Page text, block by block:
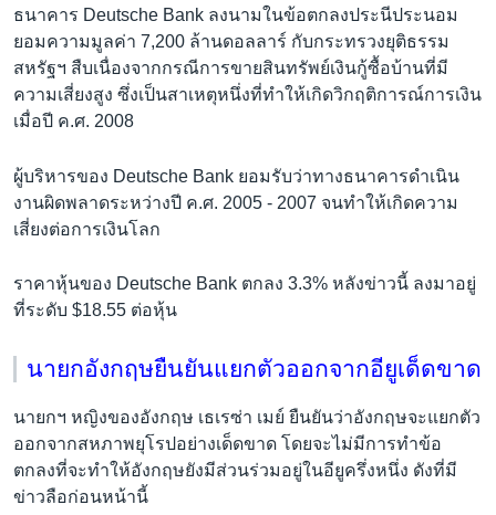
ธนาคาร Deutsche Bank ลงนามในข้อตกลงประนีประนอม
ยอมความมูลค่า 7,200 ล้านดอลลาร์ กับกระทรวงยุติธรรม
สหรัฐฯ สืบเนื่องจากกรณีการขายสินทรัพย์เงินกู้ซื้อบ้านที่มี
ความเสี่ยงสูง ซึ่งเป็นสาเหตุหนึ่งที่ทำให้เกิดวิกฤติการณ์การเงิน
เมื่อปี ค.ศ. 2008
ผู้บริหารของ Deutsche Bank ยอมรับว่าทางธนาคารดำเนิน
งานผิดพลาดระหว่างปี ค.ศ. 2005 - 2007 จนทำให้เกิดความ
เสี่ยงต่อการเงินโลก
ราคาหุ้นของ Deutsche Bank ตกลง 3.3% หลังข่าวนี้ ลงมาอยู่
ที่ระดับ $18.55 ต่อหุ้น
นายกอังกฤษยืนยันแยกตัวออกจากอียูเด็ดขาด
นายกฯ หญิงของอังกฤษ เธเรซ่า เมย์ ยืนยันว่าอังกฤษจะแยกตัว
ออกจากสหภาพยุโรปอย่างเด็ดขาด โดยจะไม่มีการทำข้อ
ตกลงที่จะทำให้อังกฤษยังมีส่วนร่วมอยู่ในอียูครึ่งหนึ่ง ดังที่มี
ข่าวลือก่อนหน้านี้